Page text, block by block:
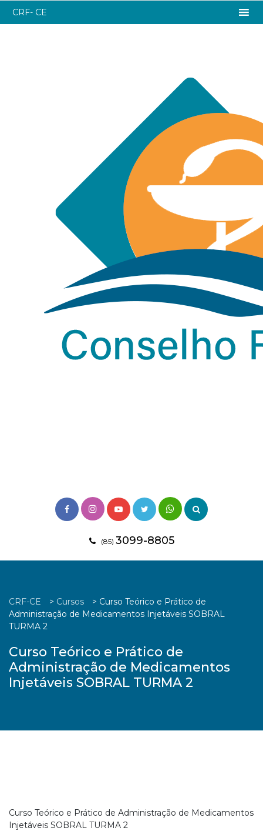
(85) 3099-8805
CRF- CE
CRF-CE > Cursos > Curso Teórico e Prático de
Administração de Medicamentos Injetáveis SOBRAL
TURMA 2
Curso Teórico e Prático de
Administração de Medicamentos
Injetáveis SOBRAL TURMA 2
Curso Teórico e Prático de Administração de Medicamentos
Injetáveis SOBRAL TURMA 2